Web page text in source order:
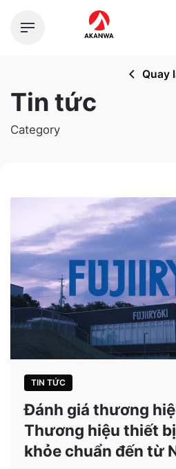
Quay
Tin tức
Category
TIN TỨC
Đánh giá thương
Thương hiệu thiết
khỏe chuẩn đến từ